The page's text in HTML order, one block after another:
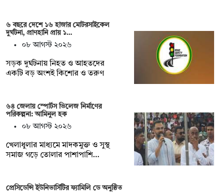
৬ বছরে দেশে ১৬ হাজার মোটরসাইকেল
দুর্ঘটনা, প্রাণহানি প্রায় ১…
০৮ আগস্ট ২০২৬
সড়ক দুর্ঘটনায় নিহত ও আহতদের
একটি বড় অংশই কিশোর ও তরুণ
৬৪ জেলায় স্পোর্টস ভিলেজ নির্মাণের
পরিকল্পনা: আমিনুল হক
০৮ আগস্ট ২০২৬
খেলাধুলার মাধ্যমে মাদকমুক্ত ও সুস্থ
সমাজ গড়ে তোলার পাশাপাশি…
প্রেসিডেন্সি ইউনিভার্সিটির ফ্যামিলি ডে অনুষ্ঠিত